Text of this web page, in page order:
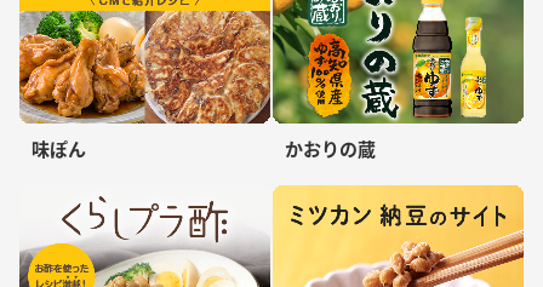
味ぽん かおりの蔵